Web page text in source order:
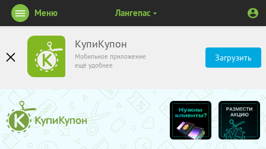
КупиКупон
Мобильное приложение
ещё удобнее
Загрузить
Меню Лангепас